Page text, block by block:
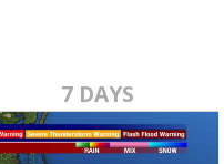
7 DAYS